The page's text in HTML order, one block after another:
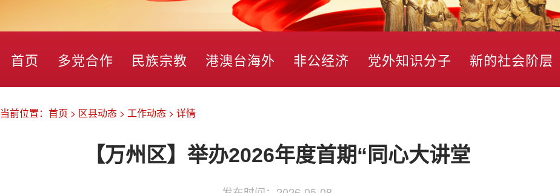
首页 多党合作 民族宗教 港澳台海外 非公经济 党外知识分子 新的社会阶层
当前位置： 首页 > 区县动态 > 工作动态 > 详情
【万州区】举办2026年度首期“同心大讲堂